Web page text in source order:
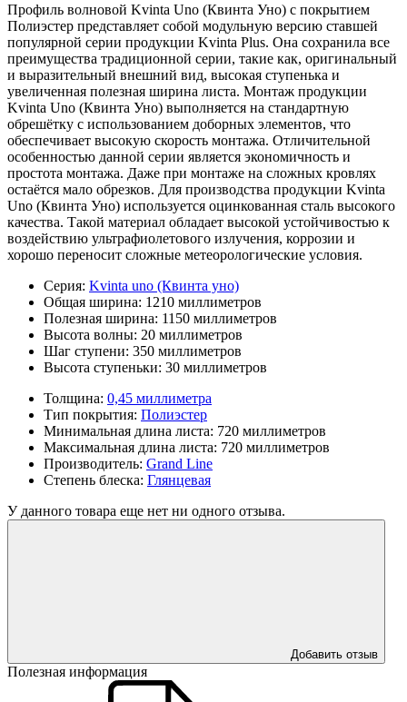
Профиль волновой Kvinta Uno (Квинта Уно) с покрытием
Полиэстер представляет собой модульную версию ставшей
популярной серии продукции Kvinta Plus. Она сохранила все
преимущества традиционной серии, такие как, оригинальный
и выразительный внешний вид, высокая ступенька и
увеличенная полезная ширина листа. Монтаж продукции
Kvinta Uno (Квинта Уно) выполняется на стандартную
обрешётку с использованием доборных элементов, что
обеспечивает высокую скорость монтажа. Отличительной
особенностью данной серии является экономичность и
простота монтажа. Даже при монтаже на сложных кровлях
остаётся мало обрезков. Для производства продукции Kvinta
Uno (Квинта Уно) используется оцинкованная сталь высокого
качества. Такой материал обладает высокой устойчивостью к
воздействию ультрафиолетового излучения, коррозии и
хорошо переносит сложные метеорологические условия.
Серия: Kvinta uno (Квинта уно)
Общая ширина: 1210 миллиметров
Полезная ширина: 1150 миллиметров
Высота волны: 20 миллиметров
Шаг ступени: 350 миллиметров
Высота ступеньки: 30 миллиметров
Толщина: 0,45 миллиметра
Тип покрытия: Полиэстер
Минимальная длина листа: 720 миллиметров
Максимальная длина листа: 720 миллиметров
Производитель: Grand Line
Степень блеска: Глянцевая
У данного товара еще нет ни одного отзыва.
Добавить отзыв
Полезная информация